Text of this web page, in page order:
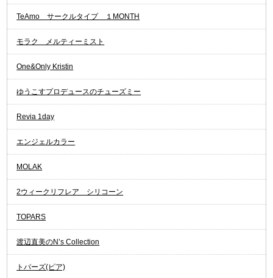
TeAmo サークルタイプ １MONTH
モラク メルティーミスト
One&Only Kristin
ゆうこすプロデュースのチューズミー
Revia 1day
エンジェルカラー
MOLAK
2ウィークリフレア シリコーン
TOPARS
渡辺直美のN’s Collection
トパーズ(ピア)